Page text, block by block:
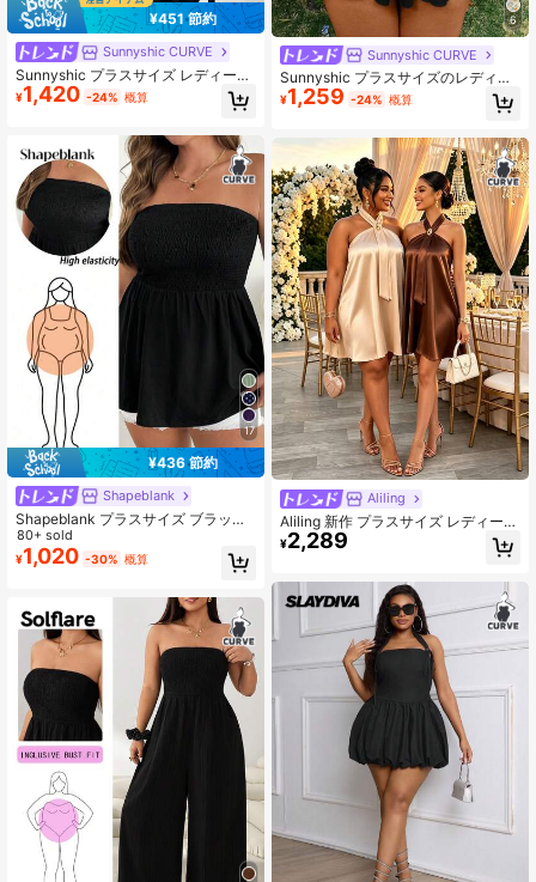
¥451 節約
Sunnyshic CURVE
Sunnyshic プラスサイズ レディース
ハイストレッチ ニット ボウタイ ド
レス
¥1,420 -24% 概算
17
¥436 節約
Shapeblank
Shapeblank プラスサイズ ブラック
レディートップス、夏のストラップ
レストップ、ノースリーブトップ、
オフショルダートップ、夏のレディ
プ、外出用レディートップス
80+ sold
¥1,020 -30% 概算
6
Sunnyshic CURVE
Sunnyshic プラスサイズのレディー
ス用単色ストラップレスレース飾り
付きオールインワン
¥1,259 -24% 概算
Aliling
Aliling 新作 プラスサイズ レディース
エレガント セクシー ホルターネック
Aラインドレス ノースリーブ サテン
¥2,289